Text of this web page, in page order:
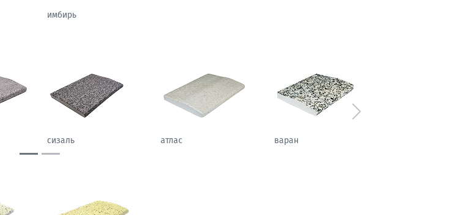
имбирь
сизаль атлас варан
Следующий